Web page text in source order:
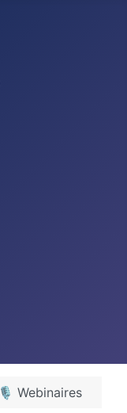
🎙️ Webinaires